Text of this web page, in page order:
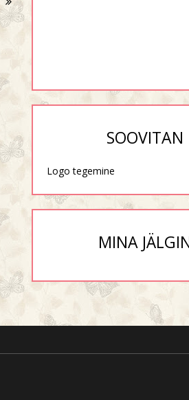
SOOVITAN
Logo tegemine
MINA